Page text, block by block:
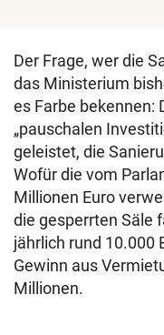
Der Frage, wer die
das Ministerium
es Farbe bekennen:
„pauschalen
geleistet, die
Wofür die vom
Millionen Euro
die gesperrten Säle
jährlich rund 10.000
Gewinn aus
Millionen.